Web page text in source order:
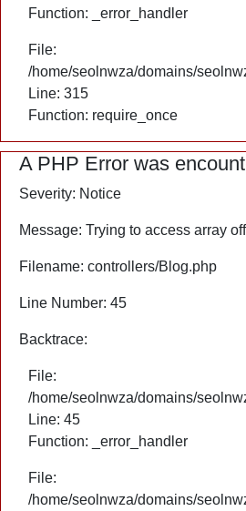
Function: _error_handler
File:
/home/seolnwza/domains/
Line: 315
Function: require_once
A PHP Error was
Severity: Notice
Message: Trying to access array
Filename: controllers/Blog.php
Line Number: 45
Backtrace:
File:
/home/seolnwza/domains/
Line: 45
Function: _error_handler
File:
/home/seolnwza/domains/